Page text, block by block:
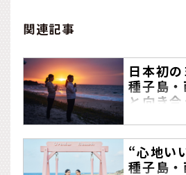
関連記事
日本初の
種子島
と向き
日々忙し
お疲れ気
したいの
旅」です
“心地い
種子島